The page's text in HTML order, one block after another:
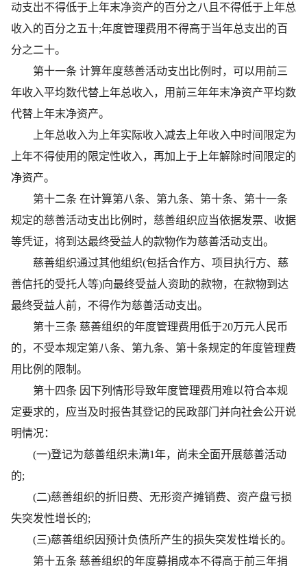
动支出不得低于上年末净资产的百分之八且不得低于上年总
收入的百分之五十;年度管理费用不得高于当年总支出的百
分之二十。
第十一条 计算年度慈善活动支出比例时，可以用前三
年收入平均数代替上年总收入，用前三年年末净资产平均数
代替上年末净资产。
上年总收入为上年实际收入减去上年收入中时间限定为
上年不得使用的限定性收入，再加上于上年解除时间限定的
净资产。
第十二条 在计算第八条、第九条、第十条、第十一条
规定的慈善活动支出比例时，慈善组织应当依据发票、收据
等凭证，将到达最终受益人的款物作为慈善活动支出。
慈善组织通过其他组织(包括合作方、项目执行方、慈
善信托的受托人等)向最终受益人资助的款物，在款物到达
最终受益人前，不得作为慈善活动支出。
第十三条 慈善组织的年度管理费用低于20万元人民币
的，不受本规定第八条、第九条、第十条规定的年度管理费
用比例的限制。
第十四条 因下列情形导致年度管理费用难以符合本规
定要求的，应当及时报告其登记的民政部门并向社会公开说
明情况：
(一)登记为慈善组织未满1年，尚未全面开展慈善活动
的;
(二)慈善组织的折旧费、无形资产摊销费、资产盘亏损
失突发性增长的;
(三)慈善组织因预计负债所产生的损失突发性增长的。
第十五条 慈善组织的年度募捐成本不得高于前三年捐